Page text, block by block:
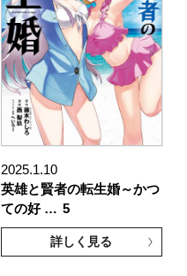
2025.1.10
英雄と賢者の転生婚～かつ
ての好 … 5
詳しく見る